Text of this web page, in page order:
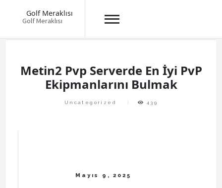
Golf Meraklısı
Golf Meraklısı
Metin2 Pvp Serverde En İyi PvP
Ekipmanlarını Bulmak
Uncategorized 439